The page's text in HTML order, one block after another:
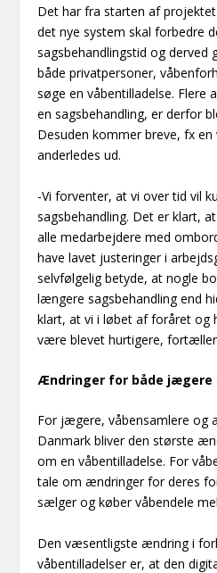
Det har fra starten af
det nye system skal forbedre
sagsbehandlingstid og derved
både privatpersoner,
søge en våbentilladelse. Flere
en sagsbehandling, er derfor
Desuden kommer breve, fx
anderledes ud.
-Vi forventer, at vi over tid vil
sagsbehandling. Det er klart,
alle medarbejdere med
have lavet justeringer i
selvfølgelig betyde, at nogle
længere sagsbehandling end
klart, at vi i løbet af foråret og
være blevet hurtigere, fortæller
Ændringer for både jægere
For jægere, våbensamlere og
Danmark bliver den største
om en våbentilladelse. For
tale om ændringer for deres
sælger og køber våbendele
Den væsentligste ændring i
våbentilladelser er, at den